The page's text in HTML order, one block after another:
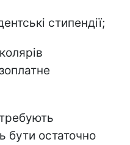
стипендії;
остаточно